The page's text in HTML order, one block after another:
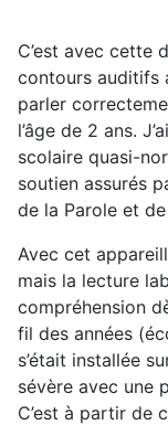
C’est avec cette
contours auditifs
parler
l’âge de 2 ans.
scolaire quasi-
soutien assurés
de la Parole et
Avec cet
mais la lecture
compréhension
fil des années
s’était installée
sévère avec une
C’est à partir de